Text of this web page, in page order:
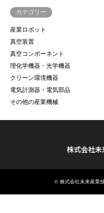
カテゴリー
産業ロボット
真空装置
真空コンポーネント
理化学機器・光学機器
クリーン環境機器
電気計測器・電気部品
その他の産業機械
株式会社
© 株式会社未来産業